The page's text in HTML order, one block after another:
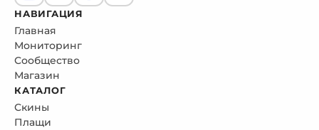
НАВИГАЦИЯ
Главная
Мониторинг
Сообщество
Магазин
КАТАЛОГ
Скины
Плащи